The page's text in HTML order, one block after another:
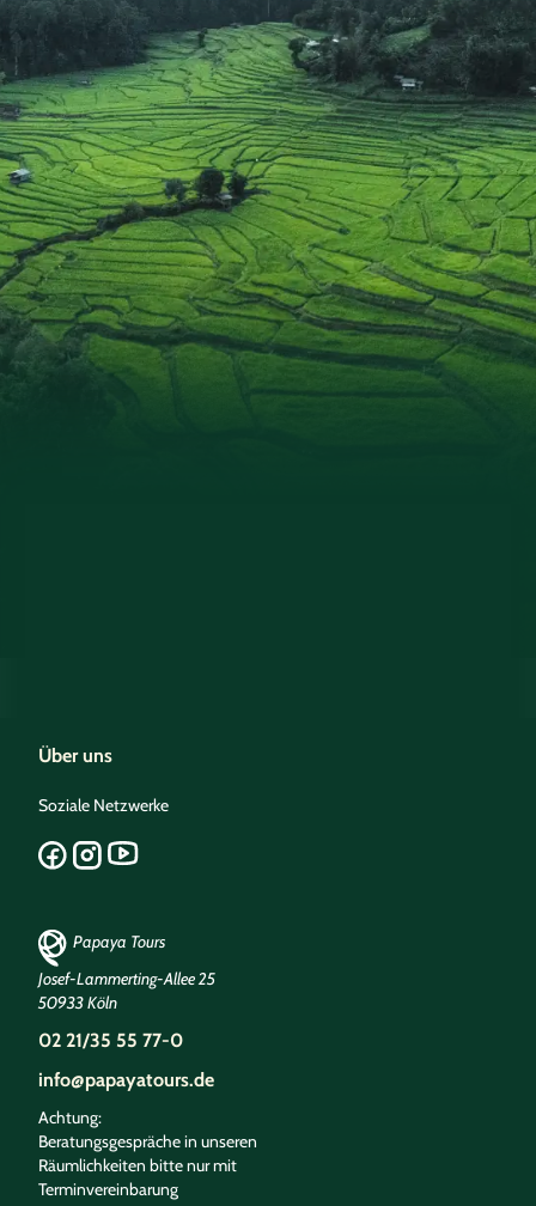
liebenswerten Reiseleiterin Beti auf Java und Bali
sowie unserem aufmerksamen Local-Guide Sutris
während des Jungle-Trekkings. Sie alle haben mit
ihrer Leidenschaft und Fürsorge maßgeblich dazu
beigetragen, dass diese Reise für uns zu einem
unvergesslichen Erlebnis wurde. Wir können diese
Reise uneingeschränkt weiterempfehlen und
werden noch lange an die faszinierenden
Begegnungen mit den Orang-Utans, die
beeindruckenden Vulkane und die wunderschönen
Tempel zurückdenken. Dankeschön sagen Maik und
Kerstin
Über uns
Soziale Netzwerke
Papaya Tours
Josef-Lammerting-Allee 25
50933 Köln
02 21/35 55 77-0
info@papayatours.de
Achtung:
Beratungsgespräche in unseren
Räumlichkeiten bitte nur mit
Terminvereinbarung